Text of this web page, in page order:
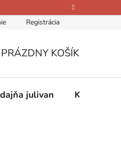
O nás Hodnotenie obchodu
Registrácia
PRÁZDNY KOŠÍK
julivan Kontakty